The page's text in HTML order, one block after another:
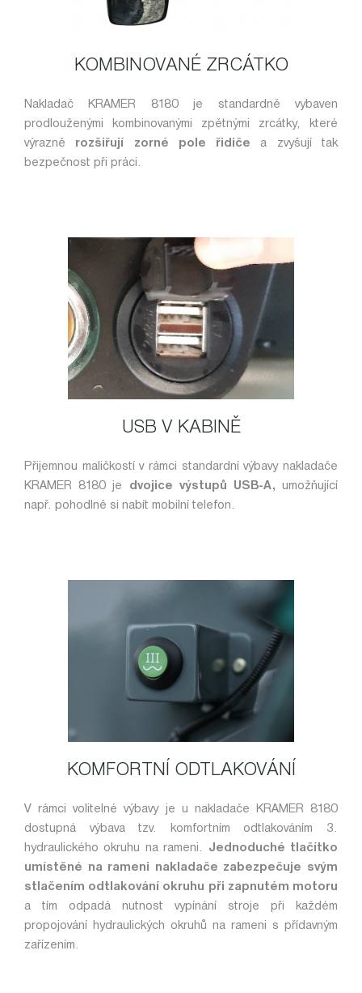
KOMBINOVANÉ ZRCÁTKO
Nakladač KRAMER 8180 je standardně vybaven
prodlouženými kombinovanými zpětnými zrcátky, které
výrazně rozšiřují zorné pole řidiče a zvyšují tak
bezpečnost při práci.
USB V KABINĚ
Přijemnou maličkostí v rámci standardní výbavy nakladače
KRAMER 8180 je
dvojice výstupů USB-A, umožňující
např. pohodlně si nabít mobilní telefon.
KOMFORTNÍ ODTLAKOVÁNÍ
V rámci volitelné výbavy je u nakladače KRAMER 8180
dostupná výbava tzv. komfortním odtlakováním 3.
hydraulického okruhu na rameni. Jednoduché tlačítko
umístěné na rameni nakladače zabezpečuje svým
stlačením odtlakování okruhu při zapnutém motoru
a tím odpadá nutnost vypínání stroje při každém
propojování hydraulických okruhů na rameni s přídavným
zařízením.